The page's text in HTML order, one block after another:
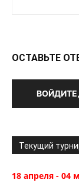
ОСТАВЬТЕ
Текущий
18 апреля - 04